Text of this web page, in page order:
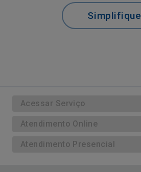
Simplifique
Acessar Serviço
Atendimento Online
Atendimento Presencial